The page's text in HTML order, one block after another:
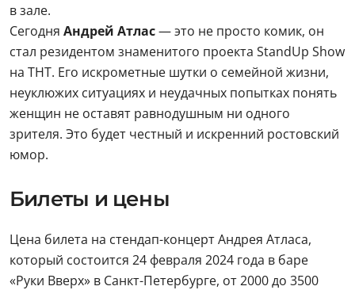
в зале.
Сегодня Андрей Атлас— это не просто комик, он
стал резидентом знаменитого проекта StandUp Show
на ТНТ. Его искрометные шутки о семейной жизни,
неуклюжих ситуациях и неудачных попытках понять
женщин не оставят равнодушным ни одного
зрителя. Это будет честный и искренний ростовский
юмор.
Билеты и цены
Цена билета на стендап-концерт Андрея Атласа,
который состоится 24 февраля 2024 года в баре
«Руки Вверх» в Санкт-Петербурге, от 2000 до 3500